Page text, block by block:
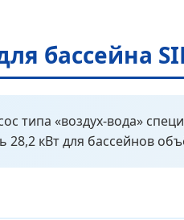
бассейна
типа «воздух-вода»
кВт для бассейнов